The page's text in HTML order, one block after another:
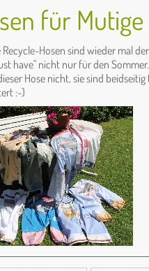
für Mutige
Recycle-Hosen sind wieder mal
have" nicht nur für den
Hose nicht, sie sind
:-)